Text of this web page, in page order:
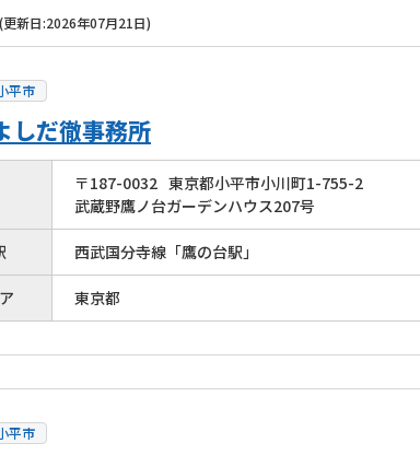
(更新日:2026年07月21日)
平市
しだ徹事務所
〒187-0032 東京都小平市小川町1-755-2
武蔵野鷹ノ台ガーデンハウス207号
西武国分寺線「鷹の台駅」
東京都
平市